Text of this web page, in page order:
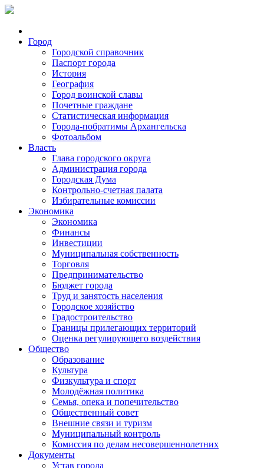
Город
Городской справочник
Паспорт города
История
География
Город воинской славы
Почетные граждане
Статистическая информация
Города-побратимы Архангельска
Фотоальбом
Власть
Глава городского округа
Администрация города
Городская Дума
Контрольно-счетная палата
Избирательные комиссии
Экономика
Экономика
Финансы
Инвестиции
Муниципальная собственность
Торговля
Предпринимательство
Бюджет города
Труд и занятость населения
Городское хозяйство
Градостроительство
Границы прилегающих территорий
Оценка регулирующего воздействия
Общество
Образование
Культура
Физкультура и спорт
Молодёжная политика
Семья, опека и попечительство
Общественный совет
Внешние связи и туризм
Муниципальный контроль
Комиссия по делам несовершеннолетних
Документы
Устав города